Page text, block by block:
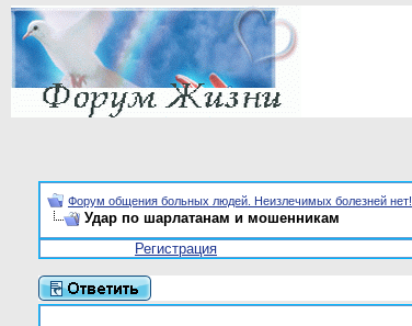
Форум общения больных людей. Неизлечимых болезней нет!
Удар по шарлатанам и мошенникам
Регистрация